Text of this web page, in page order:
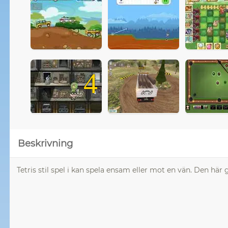
4
Beskrivning
Tetris stil spel i kan spela ensam eller mot en vän. Den